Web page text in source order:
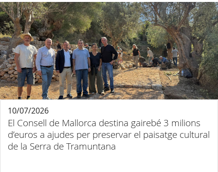
El Consell de Mallorca destina gairebé 3 milions
d’euros a ajudes per preservar el paisatge cultural
de la Serra de Tramuntana
10/07/2026